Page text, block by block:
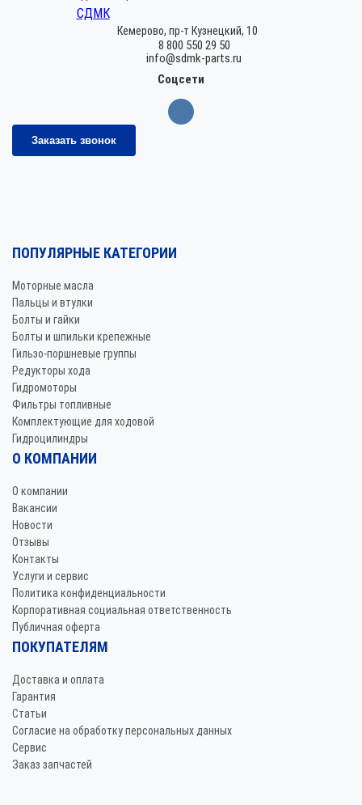
Кемерово, пр-т Кузнецкий, 10
8 800 550 29 50
info@sdmk-parts.ru
Соцсети
Заказать звонок
ПОПУЛЯРНЫЕ КАТЕГОРИИ
Моторные масла
Пальцы и втулки
Болты и гайки
Болты и шпильки крепежные
Гильзо-поршневые группы
Редукторы хода
Гидромоторы
Фильтры топливные
Комплектующие для ходовой
Гидроцилиндры
О КОМПАНИИ
О компании
Вакансии
Новости
Отзывы
Контакты
Услуги и сервис
Политика конфиденциальности
Корпоративная социальная ответственность
Публичная оферта
ПОКУПАТЕЛЯМ
Доставка и оплата
Гарантия
Статьи
Согласие на обработку персональных данных
Сервис
Заказ запчастей